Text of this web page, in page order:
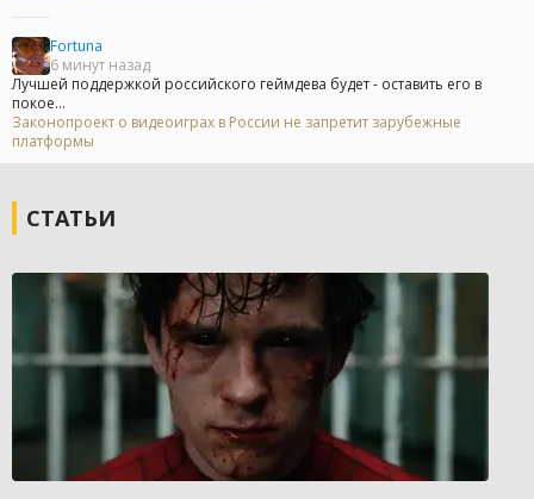
Fortuna
6 минут назад
Лучшей поддержкой российского геймдева будет - оставить его в
покое...
Законопроект о видеоиграх в России не запретит зарубежные
платформы
СТАТЬИ